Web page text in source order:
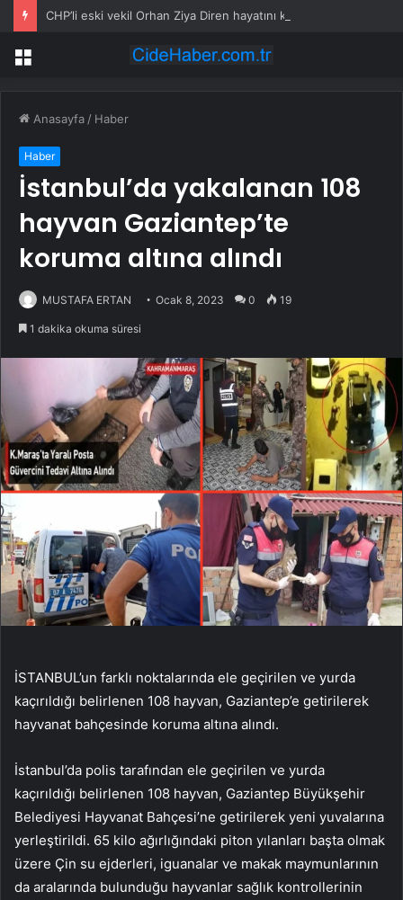
CHP’li eski vekil Orhan Ziya Diren hayatını kaybetti
Menü
Anasayfa / Haber
Haber
İstanbul’da yakalanan 108
hayvan Gaziantep’te
koruma altına alındı
MUSTAFA ERTAN Ocak 8, 2023 0 19
1 dakika okuma süresi
İSTANBUL’un farklı noktalarında ele geçirilen ve yurda
kaçırıldığı belirlenen 108 hayvan, Gaziantep’e getirilerek
hayvanat bahçesinde koruma altına alındı.
İstanbul’da polis tarafından ele geçirilen ve yurda
kaçırıldığı belirlenen 108 hayvan, Gaziantep Büyükşehir
Belediyesi Hayvanat Bahçesi’ne getirilerek yeni yuvalarına
yerleştirildi. 65 kilo ağırlığındaki piton yılanları başta olmak
üzere Çin su ejderleri, iguanalar ve makak maymunlarının
da aralarında bulunduğu hayvanlar sağlık kontrollerinin